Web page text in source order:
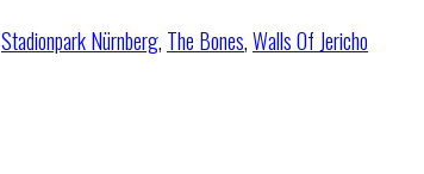
Stadionpark Nürnberg, The Bones,Walls Of Jericho